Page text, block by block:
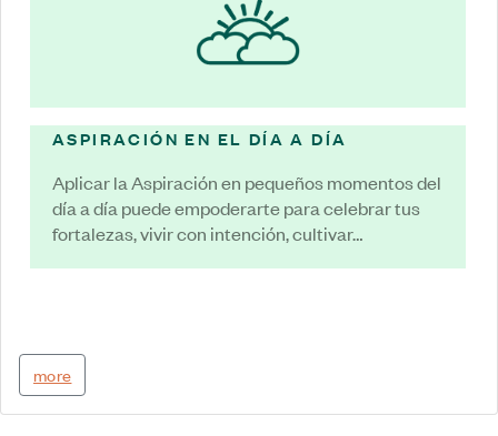
ASPIRACIÓN EN EL DÍA A DÍA
Aplicar la Aspiración en pequeños momentos del
día a día puede empoderarte para celebrar tus
fortalezas, vivir con intención, cultivar…
more